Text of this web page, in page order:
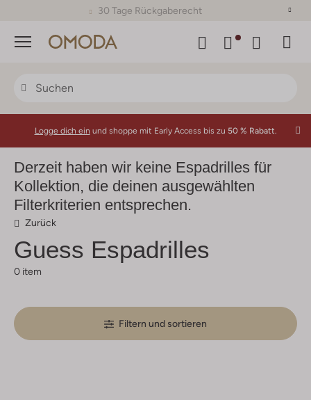
30 Tage Rückgaberecht
Menü
Logge dich ein und shoppe mit Early Access bis zu 50 % Rabatt.
Derzeit haben wir keine Espadrilles für
Kollektion, die deinen ausgewählten
Filterkriterien entsprechen.
Zurück
Guess Espadrilles
0 item
Filtern und sortieren